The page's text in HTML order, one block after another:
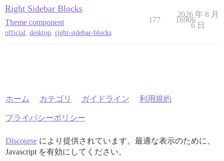
Right Sidebar Blocks
Theme component
official, desktop, right-sidebar-blocks
177 16906
2026 年 8 月
6 日
ホーム カテゴリ ガイドライン 利用規約
プライバシーポリシー
Discourseにより提供されています。最適な表示のために、
Javascript を有効にしてください。